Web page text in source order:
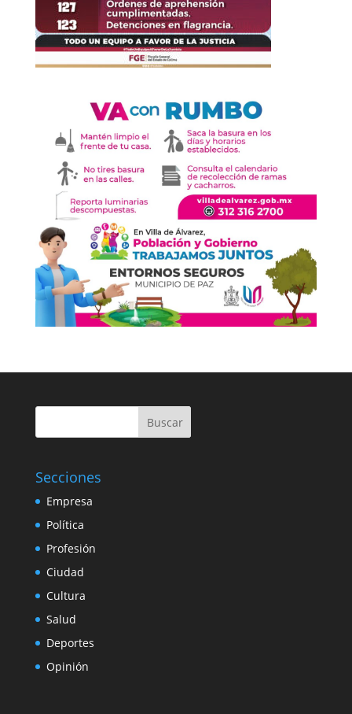
Buscar
Secciones
Empresa
Política
Profesión
Ciudad
Cultura
Salud
Deportes
Opinión